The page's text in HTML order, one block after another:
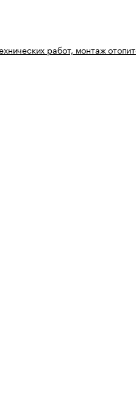
работ, монтаж